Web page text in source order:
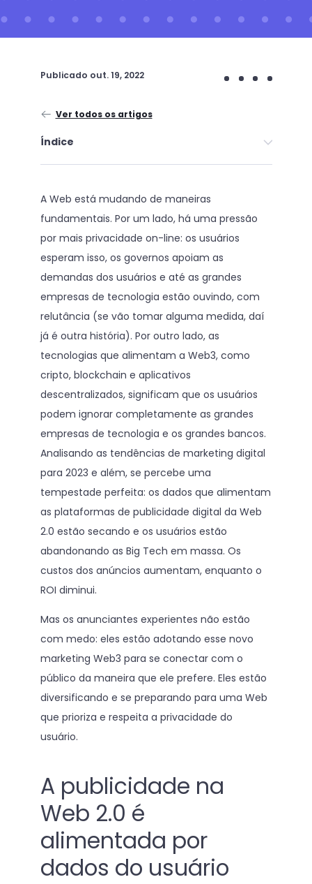
Publicado out. 19, 2022
Ver todos os artigos
Índice
A Web está mudando de maneiras
fundamentais. Por um lado, há uma pressão
por mais privacidade on-line: os usuários
esperam isso, os governos apoiam as
demandas dos usuários e até as grandes
empresas de tecnologia estão ouvindo, com
relutância (se vão tomar alguma medida, daí
já é outra história). Por outro lado, as
tecnologias que alimentam a Web3, como
cripto, blockchain e aplicativos
descentralizados, significam que os usuários
podem ignorar completamente as grandes
empresas de tecnologia e os grandes bancos.
Analisando as tendências de marketing digital
para 2023 e além, se percebe uma
tempestade perfeita: os dados que alimentam
as plataformas de publicidade digital da Web
2.0 estão secando e os usuários estão
abandonando as Big Tech em massa. Os
custos dos anúncios aumentam, enquanto o
ROI diminui.
Mas os anunciantes experientes não estão
com medo: eles estão adotando esse novo
marketing Web3 para se conectar com o
público da maneira que ele prefere. Eles estão
diversificando e se preparando para uma Web
que prioriza e respeita a privacidade do
usuário.
A publicidade na
Web 2.0 é
alimentada por
dados do usuário